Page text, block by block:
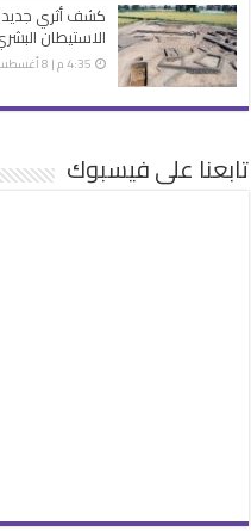
كشف أثري جديد
الاستيطان
4:35 م | 8 أغسطس، 2026
تابعنا على فيسبوك